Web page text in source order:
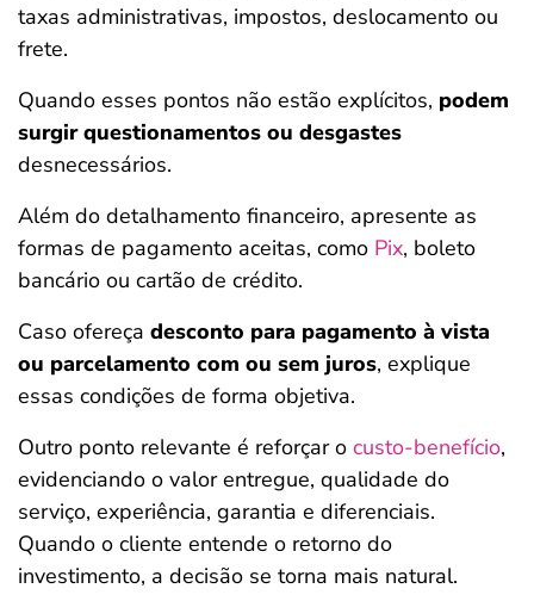
taxas administrativas, impostos, deslocamento ou
frete.
Quando esses pontos não estão explícitos, podem
surgir questionamentos ou desgastes
desnecessários.
Além do detalhamento financeiro, apresente as
formas de pagamento aceitas, como Pix, boleto
bancário ou cartão de crédito.
Caso ofereça desconto para pagamento à vista
ou parcelamento com ou sem juros, explique
essas condições de forma objetiva.
Outro ponto relevante é reforçar o custo-benefício,
evidenciando o valor entregue, qualidade do
serviço, experiência, garantia e diferenciais.
Quando o cliente entende o retorno do
investimento, a decisão se torna mais natural.